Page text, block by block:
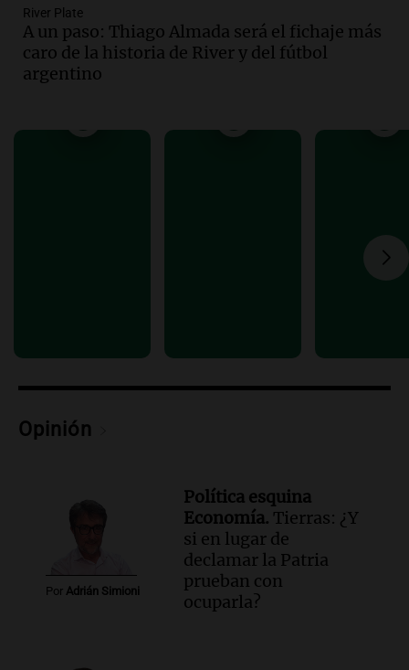
del incendio forestal en Villa Yacanto
Ahora país
Episodios
detuvieron a su esposo
temporal de nieve en la alta montaña
Episodios
River Plate
A un paso: Thiago Almada será el fichaje más
caro de la historia de River y del fútbol
argentino
Opinión
Por Adrián Simioni
Política esquina
Economía. Tierras: ¿Y
si en lugar de
declamar la Patria
prueban con
ocuparla?